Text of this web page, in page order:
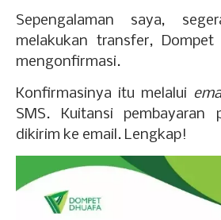
Sepengalaman saya,
melakukan transfer, Dompet
mengonfirmasi.
Konfirmasinya itu melalui
SMS. Kuitansi pembayaran
dikirim ke email. Lengkap!